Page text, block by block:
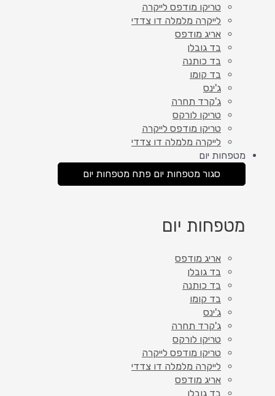
טריקו מודפס לייקרה
לייקרה מלמלה דו צדדי
אריג מודפס
בד גובלן
בד כותנה
בד קומו
ג'ינס
ג'קרד תחרה
טריקו לורקס
טריקו מודפס לייקרה
לייקרה מלמלה דו צדדי
מטפחות יום
סגור מטפחות יום פתח מטפחות יום
מטפחות יום
אריג מודפס
בד גובלן
בד כותנה
בד קומו
ג'ינס
ג'קרד תחרה
טריקו לורקס
טריקו מודפס לייקרה
לייקרה מלמלה דו צדדי
אריג מודפס
בד גובלן